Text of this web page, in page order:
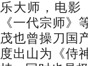
乐大师，电影
《一代宗师》
茂也曾操刀国
度出山为《侍